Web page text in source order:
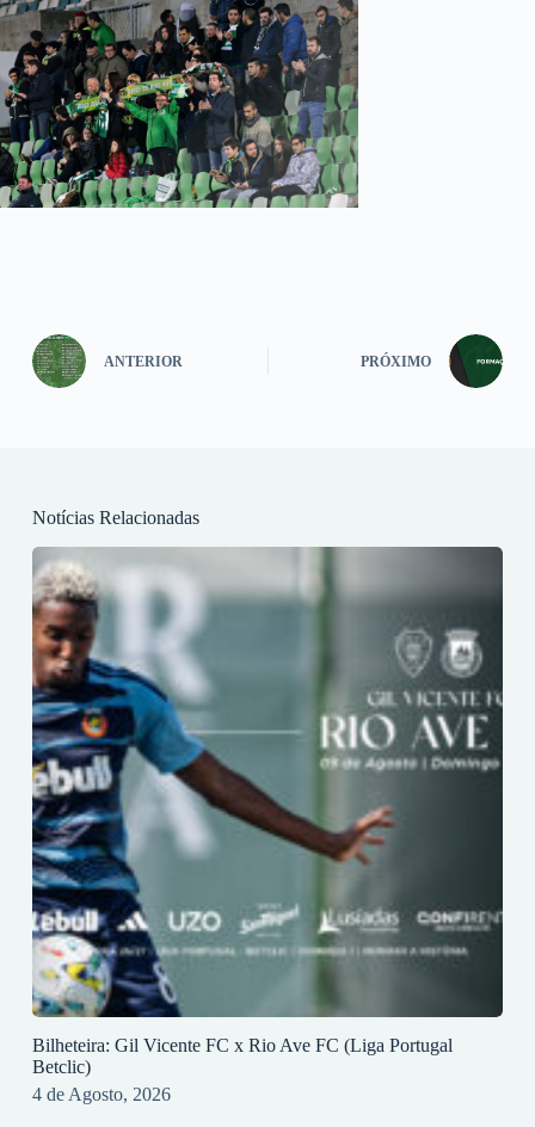
ANTERIOR PRÓXIMO
Notícias Relacionadas
Bilheteira: Gil Vicente FC x Rio Ave FC (Liga Portugal
Betclic)
4 de Agosto, 2026